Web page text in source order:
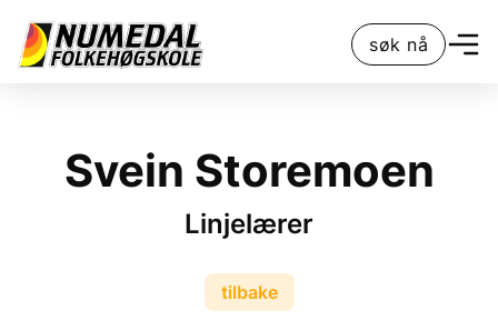
søk nå
Svein Storemoen
Linjelærer
tilbake